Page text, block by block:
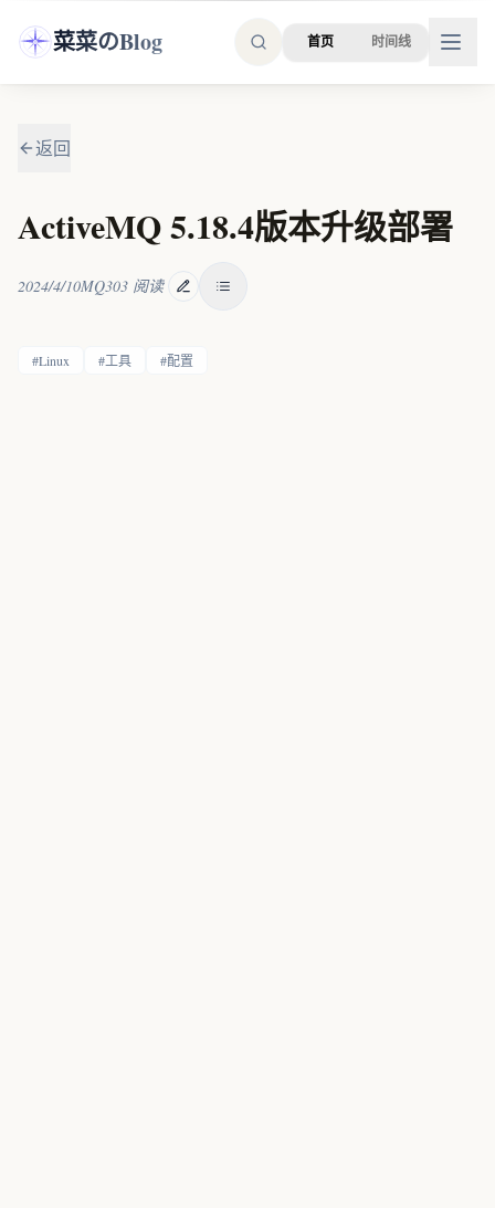
菜菜のBlog 首页 时间线
返回
ActiveMQ 5.18.4版本升级部署
2024/4/10MQ303 阅读
#Linux #工具 #配置